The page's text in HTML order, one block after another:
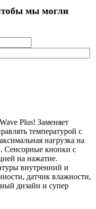
мы могли
Plus! Заменяет
температурой с
нагрузка на
Сенсорные кнопки с
на нажатие.
внутренний и
датчик влажности,
дизайн и супер